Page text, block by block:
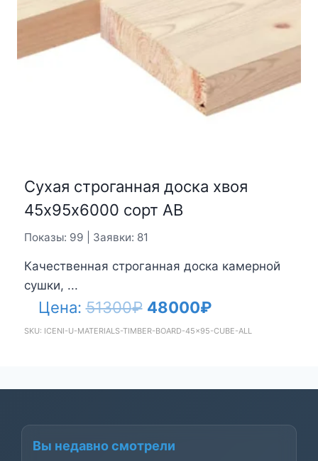
Сухая строганная доска хвоя
45х95х6000 сорт АВ
Показы: 99 | Заявки: 81
Качественная строганная доска камерной
сушки, ...
Цена:51300₽ Первоначальная
цена
48000₽Текущая
цена:
SKU: ICENI-U-MATERIALS-TIMBER-BOARD-45x95-CUBE-ALL
Вы недавно смотрели